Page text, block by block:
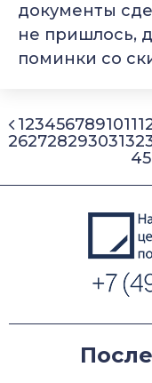
документы
не пришлось,
поминки со
1234567891011
26272829303132
45